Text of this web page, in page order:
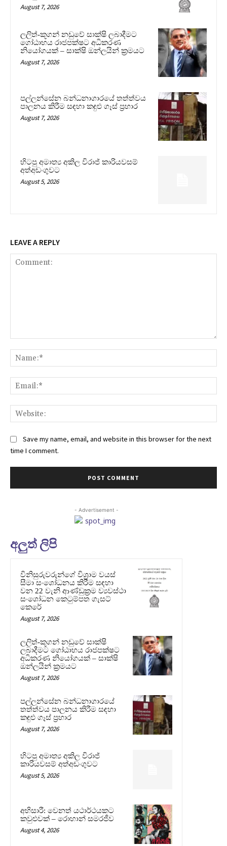
August 7, 2026
ලලිත්-කූගන් නඩුවේ සාක්ෂි ලබාදීමට
ගෝඨාභය රාජපක්ෂට අධිකරණ
නියෝගයක් – සාක්ෂි ඔන්ලයින් ක්‍රමයට
August 7, 2026
පල්ලන්සේන බන්ධනාගාරයේ තත්ත්වය
පාලනය කිරීම සඳහා කඳුළු ගෑස් ප්‍රහාර
August 7, 2026
හිටපු අමාත්‍ය අකිල විරාජ් කාරියවසම්
අත්අඩංගුවට
August 5, 2026
LEAVE A REPLY
Save my name, email, and website in this browser for the next
time I comment.
- Advertisement -
අලුත් ලිපි
විනිසුරුවරුන්ගේ විශ්‍රාම වයස්
සීමා සංශෝධනය කිරීම සඳහා
වන 22 වැනි ආණ්ඩුක්‍රම ව්‍යවස්ථා
සංශෝධන කෙටුම්පත ගැසට්
කෙරේ
August 7, 2026
ලලිත්-කූගන් නඩුවේ සාක්ෂි
ලබාදීමට ගෝඨාභය රාජපක්ෂට
අධිකරණ නියෝගයක් – සාක්ෂි
ඔන්ලයින් ක්‍රමයට
August 7, 2026
පල්ලන්සේන බන්ධනාගාරයේ
තත්ත්වය පාලනය කිරීම සඳහා
කඳුළු ගෑස් ප්‍රහාර
August 7, 2026
හිටපු අමාත්‍ය අකිල විරාජ්
කාරියවසම් අත්අඩංගුවට
August 5, 2026
අභිසාරී: වෙනත් යථාර්ථයකට
කවුළුවක් – රොහාන් සමරජීව
August 4, 2026